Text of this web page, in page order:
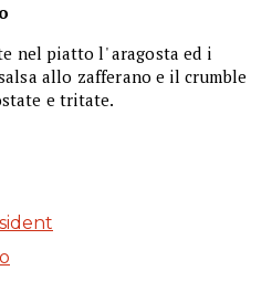
nel piatto l' aragosta ed i
allo zafferano e il crumble
e tritate.